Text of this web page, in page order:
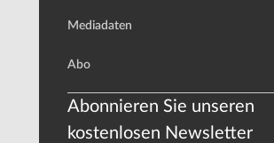
Mediadaten
Abo
Abonnieren Sie unseren
kostenlosen Newsletter